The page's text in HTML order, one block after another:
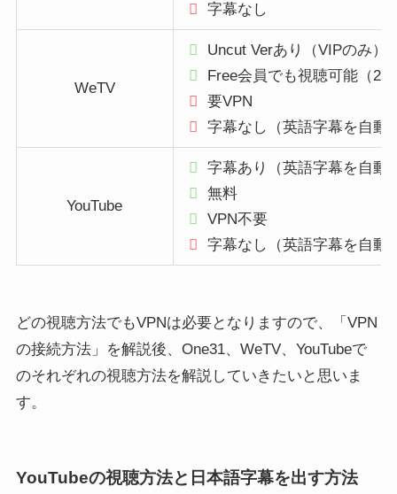
字幕なし
WeTV
Uncut Verあり（VIPのみ）
Free会員でも視聴可能（2
要VPN
字幕なし（英語字幕を自動
YouTube
字幕あり（英語字幕を自動
無料
VPN不要
字幕なし（英語字幕を自動
どの視聴方法でもVPNは必要となりますので、「VPN
の接続方法」を解説後、One31、WeTV、YouTubeで
のそれぞれの視聴方法を解説していきたいと思いま
す。
YouTubeの視聴方法と日本語字幕を出す方法